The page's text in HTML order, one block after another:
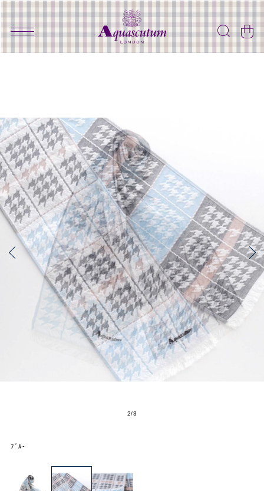
2/3
ﾌﾞﾙ-